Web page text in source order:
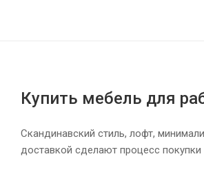
Купить мебель для
Скандинавский стиль, лофт,
доставкой сделают процесс покупки